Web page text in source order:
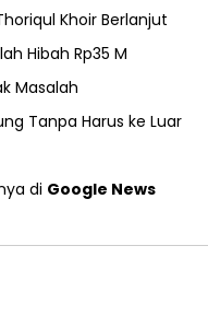
Khoir Berlanjut
Hibah Rp35 M
Masalah
Tanpa Harus ke Luar
di Google News